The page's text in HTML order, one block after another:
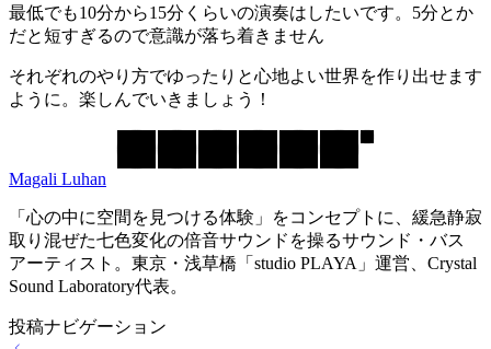
最低でも10分から15分くらいの演奏はしたいです。5分とか
だと短すぎるので意識が落ち着きません
それぞれのやり方でゆったりと心地よい世界を作り出せます
ように。楽しんでいきましょう！
Magali Luhan
「心の中に空間を見つける体験」をコンセプトに、緩急静寂
取り混ぜた七色変化の倍音サウンドを操るサウンド・バス
アーティスト。東京・浅草橋「studio PLAYA」運営、Crystal
Sound Laboratory代表。
投稿ナビゲーション